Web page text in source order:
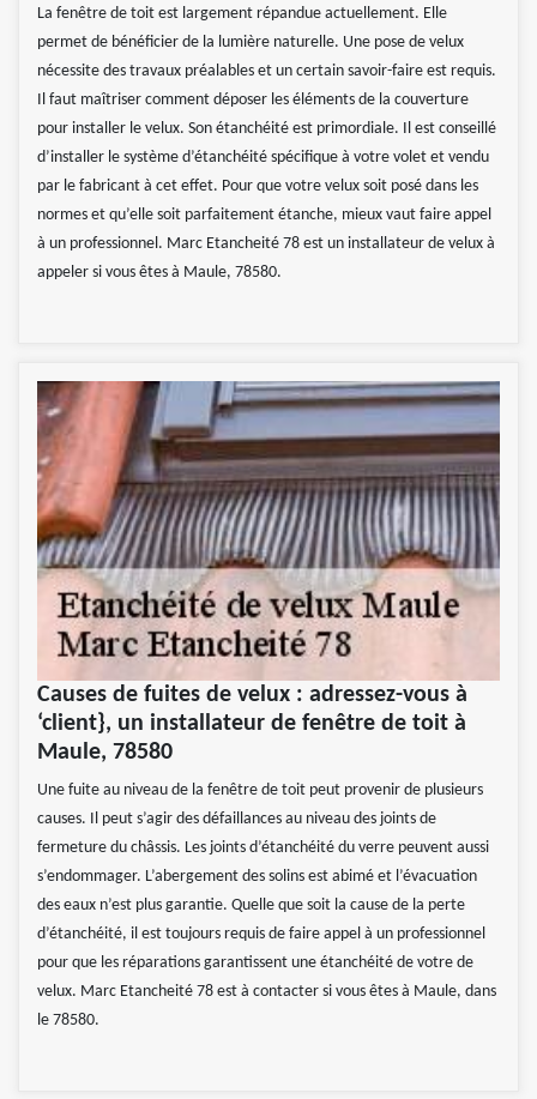
La fenêtre de toit est largement répandue actuellement. Elle
permet de bénéficier de la lumière naturelle. Une pose de velux
nécessite des travaux préalables et un certain savoir-faire est requis.
Il faut maîtriser comment déposer les éléments de la couverture
pour installer le velux. Son étanchéité est primordiale. Il est conseillé
d’installer le système d’étanchéité spécifique à votre volet et vendu
par le fabricant à cet effet. Pour que votre velux soit posé dans les
normes et qu’elle soit parfaitement étanche, mieux vaut faire appel
à un professionnel. Marc Etancheité 78 est un installateur de velux à
appeler si vous êtes à Maule, 78580.
Causes de fuites de velux : adressez-vous à
‘client}, un installateur de fenêtre de toit à
Maule, 78580
Une fuite au niveau de la fenêtre de toit peut provenir de plusieurs
causes. Il peut s’agir des défaillances au niveau des joints de
fermeture du châssis. Les joints d’étanchéité du verre peuvent aussi
s’endommager. L’abergement des solins est abimé et l’évacuation
des eaux n’est plus garantie. Quelle que soit la cause de la perte
d’étanchéité, il est toujours requis de faire appel à un professionnel
pour que les réparations garantissent une étanchéité de votre de
velux. Marc Etancheité 78 est à contacter si vous êtes à Maule, dans
le 78580.